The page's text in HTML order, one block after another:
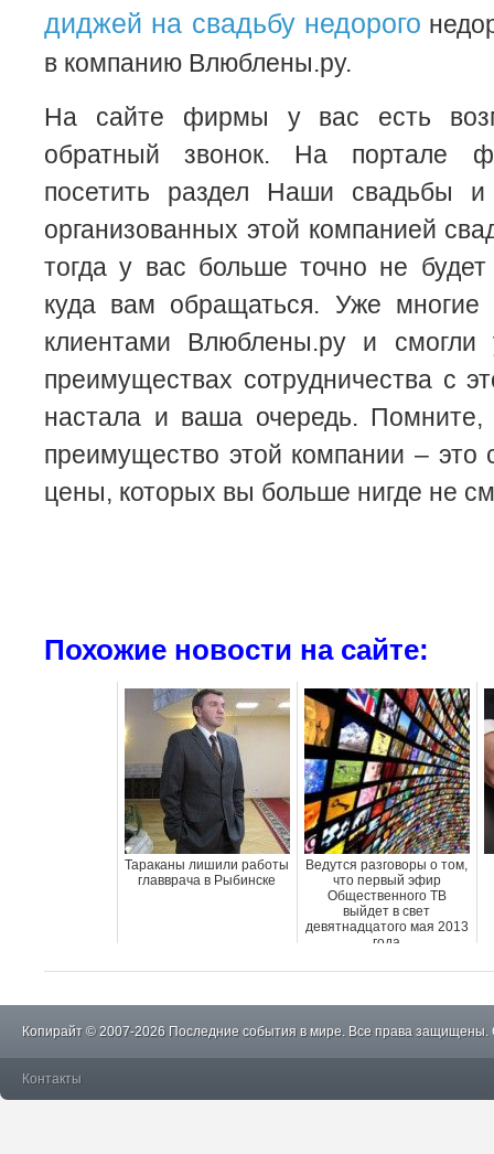
диджей на свадьбу недорого
в компанию Влюблены.ру.
На сайте фирмы у вас есть
обратный звонок. На портале
посетить раздел Наши свадьбы и
организованных этой компанией
тогда у вас больше точно не
куда вам обращаться. Уже многие
клиентами Влюблены.ру и смогли
преимуществах сотрудничества с
настала и ваша очередь. Помните,
преимущество этой компании –
цены, которых вы больше нигде не
Похожие новости на сайте:
Тараканы лишили работы
главврача в Рыбинске
Ведутся разговоры о том,
что первый эфир
Общественного ТВ
выйдет в свет
девятнадцатого мая 2013
года
Копирайт © 2007-2026 Последние события в мире. Все права защищены.
Контакты